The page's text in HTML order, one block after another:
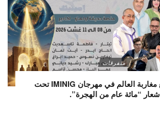
متفرقات
أكادير تجمع مغاربة العالم في مهرجان IMINIG تحت
شعار “مائة عام من الهجرة”.